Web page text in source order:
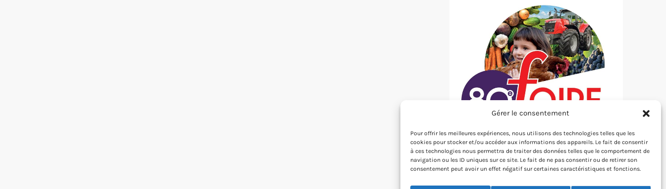
Gérer le consentement
Pour offrir les meilleures expériences, nous utilisons des technologies telles que les
cookies pour stocker et/ou accéder aux informations des appareils. Le fait de consentir
à ces technologies nous permettra de traiter des données telles que le comportement de
navigation ou les ID uniques sur ce site. Le fait de ne pas consentir ou de retirer son
consentement peut avoir un effet négatif sur certaines caractéristiques et fonctions.